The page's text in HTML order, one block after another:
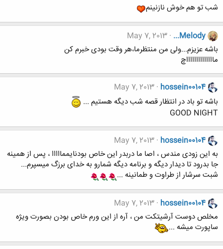
شب تو هم خوش نازنینم
...Melody
May 7, 2013
باشه عزیزم...ولی من منتظرما،هر وقت بودی خبرم کن
مااااااااااااااچ
hossein00104
May 7, 2013
باشه تو باد در انتظار قصه شب دیگه هستیم ...
GOOD NIGHT
hossein00104
May 7, 2013
به این زودی مندس ، اصا ما دربدر این خاص بودنایممااااا ، پس از همینه
جا بدرود تا دیدار دیگه و برنامه دیگه شمارو به خدای برزگ میسپرم...
شبت سرشار از طراوت و طمانینه ...
hossein00104
May 7, 2013
مخلص دوست آرشیتکت من ، آره از این ورم خاص بودن بصورت ویژه
ساپورت میشه ...